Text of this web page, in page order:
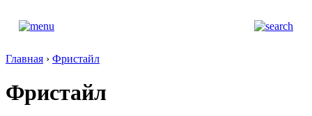
Главная › Фристайл
Фристайл